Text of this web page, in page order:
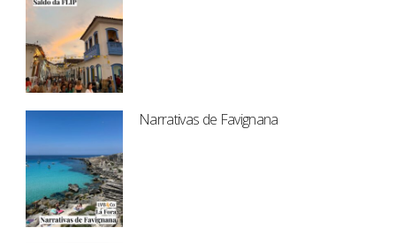
Narrativas de Favignana